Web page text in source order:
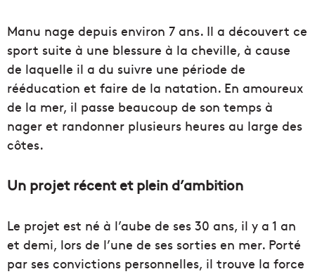
Manu nage depuis environ 7 ans. Il a découvert ce
sport suite à une blessure à la cheville, à cause
de laquelle il a du suivre une période de
rééducation et faire de la natation. En amoureux
de la mer, il passe beaucoup de son temps à
nager et randonner plusieurs heures au large des
côtes.
Un projet récent et plein d’ambition
Le projet est né à l’aube de ses 30 ans, il y a 1 an
et demi, lors de l’une de ses sorties en mer. Porté
par ses convictions personnelles, il trouve la force